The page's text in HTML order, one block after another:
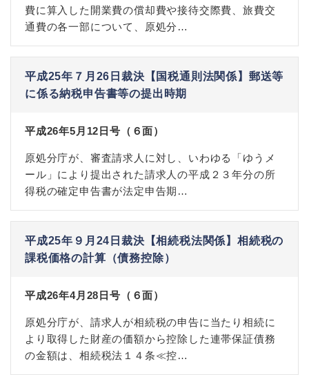
費に算入した開業費の償却費や接待交際費、旅費交
通費の各一部について、原処分…
平成25年７月26日裁決【国税通則法関係】郵送等
に係る納税申告書等の提出時期
平成26年5月12日号（６面）
原処分庁が、審査請求人に対し、いわゆる「ゆうメ
ール」により提出された請求人の平成２３年分の所
得税の確定申告書が法定申告期…
平成25年９月24日裁決【相続税法関係】相続税の
課税価格の計算（債務控除）
平成26年4月28日号（６面）
原処分庁が、請求人が相続税の申告に当たり相続に
より取得した財産の価額から控除した連帯保証債務
の金額は、相続税法１４条≪控…